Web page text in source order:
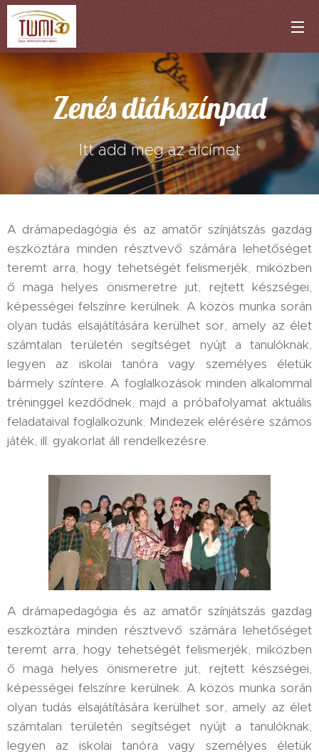
Zenés diákszínpad
Itt add meg az alcímet
A drámapedagógia és az amatőr színjátszás gazdag
eszköztára minden résztvevő számára lehetőséget
teremt arra, hogy tehetségét felismerjék, miközben
ő maga helyes önismeretre jut, rejtett készségei,
képességei felszínre kerülnek. A közös munka során
olyan tudás elsajátítására kerülhet sor, amely az élet
számtalan területén segítséget nyújt a tanulóknak,
legyen az iskolai tanóra vagy személyes életük
bármely színtere. A foglalkozások minden alkalommal
tréninggel kezdődnek, majd a próbafolyamat aktuális
feladataival foglalkozunk. Mindezek elérésére számos
játék, ill. gyakorlat áll rendelkezésre.
A drámapedagógia és az amatőr színjátszás gazdag
eszköztára minden résztvevő számára lehetőséget
teremt arra, hogy tehetségét felismerjék, miközben
ő maga helyes önismeretre jut, rejtett készségei,
képességei felszínre kerülnek. A közös munka során
olyan tudás elsajátítására kerülhet sor, amely az élet
számtalan területén segítséget nyújt a tanulóknak,
legyen az iskolai tanóra vagy személyes életük